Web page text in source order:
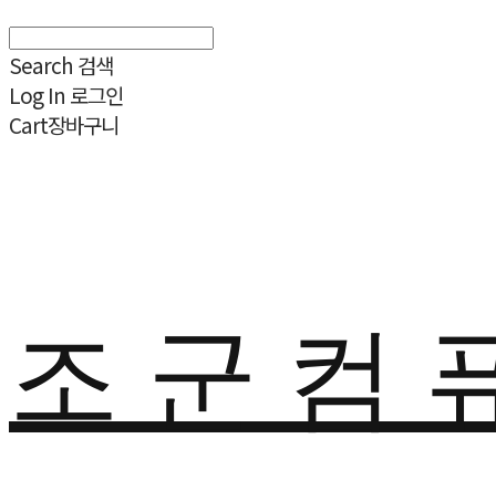
Search 검색
Log In 로그인
Cart장바구니
조 군 컴